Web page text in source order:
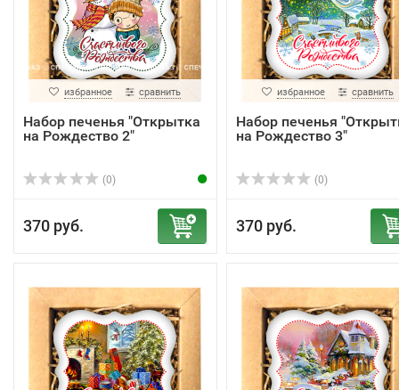
избранное сравнить
Набор печенья "Открытка
на Рождество 2"
(0)
370 руб.
избранное сравнить
Набор печенья
на Рождество 3"
(0)
370 руб.